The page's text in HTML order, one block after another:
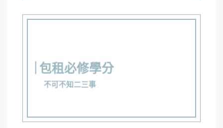
包租必修學分
不可不知二三事